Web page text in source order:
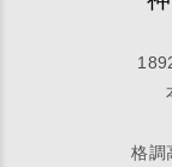
格調